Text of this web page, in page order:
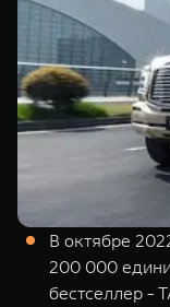
TANK 500
Веди за собой
от 6 499 000 ₽
TANK Финансы
Корпоративным
TANK ФИНАНСЫ
TANK Кредит
TANK Страхование
Сервис
Специальные
Моторные масла
ЦИФРОВЫЕ
Цифровые
Подписки
В октябре
200 000
бестселлер -